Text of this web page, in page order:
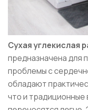
Сухая углекислая
предназначена для
проблемы с
обладают
что и